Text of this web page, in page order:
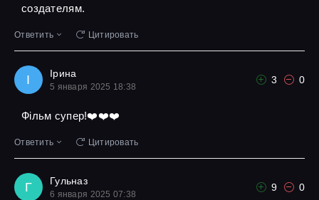
создателям.
Ответить Цитировать
І Ірина
5 января 2025 18:38
3 0
Фільм супер!❤️❤️❤️
Ответить Цитировать
Г Гульназ
6 января 2025 07:38
9 0